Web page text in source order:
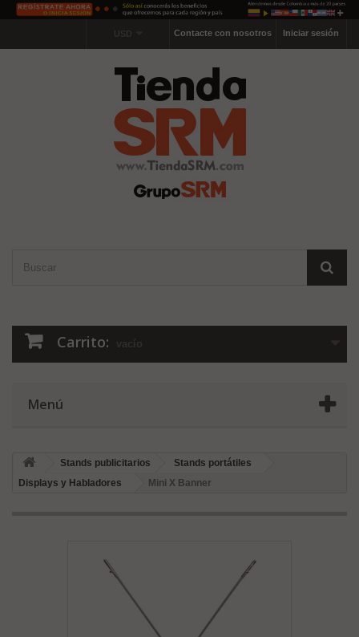
Iniciar sesión
Contacte con nosotros
Carrito: vacío
Menú
Stands publicitarios
Stands portátiles
Displays y Habladores
Mini X Banner